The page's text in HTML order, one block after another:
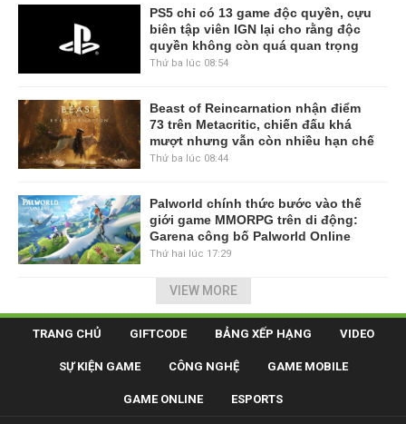
PS5 chỉ có 13 game độc quyền, cựu
biên tập viên IGN lại cho rằng độc
quyền không còn quá quan trọng
Thứ ba lúc 08:54
Beast of Reincarnation nhận điểm
73 trên Metacritic, chiến đấu khá
mượt nhưng vẫn còn nhiều hạn chế
Thứ ba lúc 08:44
Palworld chính thức bước vào thế
giới game MMORPG trên di động:
Garena công bố Palworld Online
Thứ hai lúc 17:29
VIEW MORE
TRANG CHỦ GIFTCODE BẢNG XẾP HẠNG VIDEO
SỰ KIỆN GAME CÔNG NGHỆ GAME MOBILE
GAME ONLINE ESPORTS